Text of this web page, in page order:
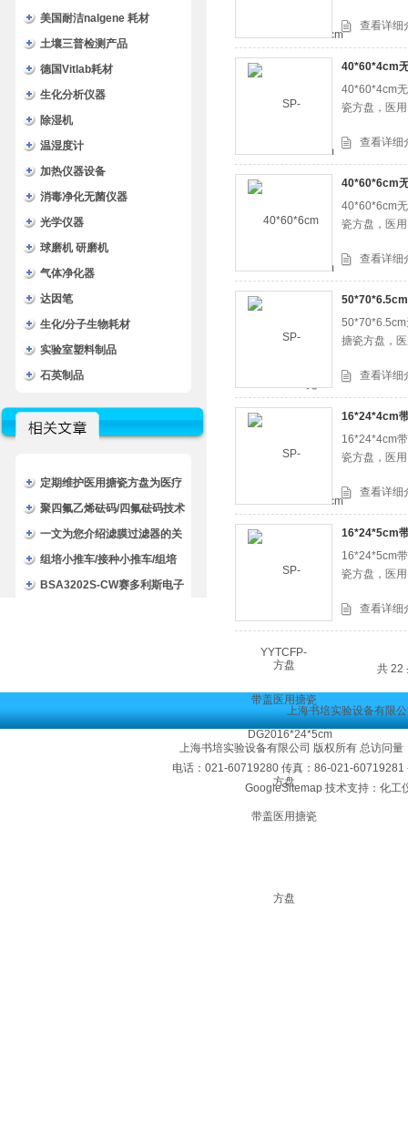
美国耐洁nalgene 耗材
土壤三普检测产品
德国Vitlab耗材
生化分析仪器
除湿机
温湿度计
加热仪器设备
消毒净化无菌仪器
光学仪器
球磨机 研磨机
气体净化器
达因笔
生化/分子生物耗材
实验室塑料制品
石英制品
定期维护医用搪瓷方盘为医疗
服务提供可靠的物资支持
聚四氟乙烯砝码/四氟砝码技术
参数
一文为您介绍滤膜过滤器的关
键元件及使用方法
组培小推车/接种小推车/组培
室不锈钢小推车
BSA3202S-CW赛多利斯电子
查看详细
40*60*4cm
40*60*4cm
瓷方盘，医
查看详细
40*60*6cm
40*60*6cm
瓷方盘，医
查看详细
50*70*6.5cm
搪瓷方盘，
查看详细
16*24*4cm
16*24*4cm
瓷方盘，医
查看详细
16*24*5cm
16*24*5cm
瓷方盘，医
查看详细
共 22
上海书培实验设备有限
上海书培实验设备有限公司 版权所有 总访问量
电话：021-60719280 传真：86-021-
GoogleSitemap技术支持：化工